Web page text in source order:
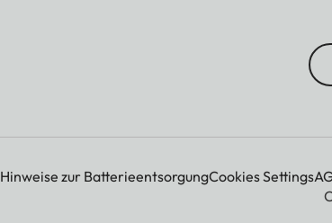
Hinweise zur BatterieentsorgungCookies Settings